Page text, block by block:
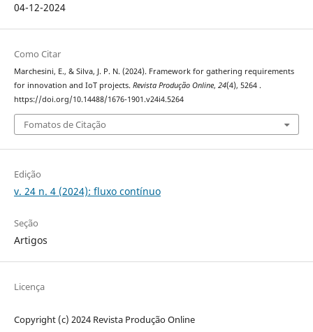
04-12-2024
Como Citar
Marchesini, E., & Silva, J. P. N. (2024). Framework for gathering requirements
for innovation and IoT projects. Revista Produção Online, 24(4), 5264 .
https://doi.org/10.14488/1676-1901.v24i4.5264
Fomatos de Citação
Edição
v. 24 n. 4 (2024): fluxo contínuo
Seção
Artigos
Licença
Copyright (c) 2024 Revista Produção Online